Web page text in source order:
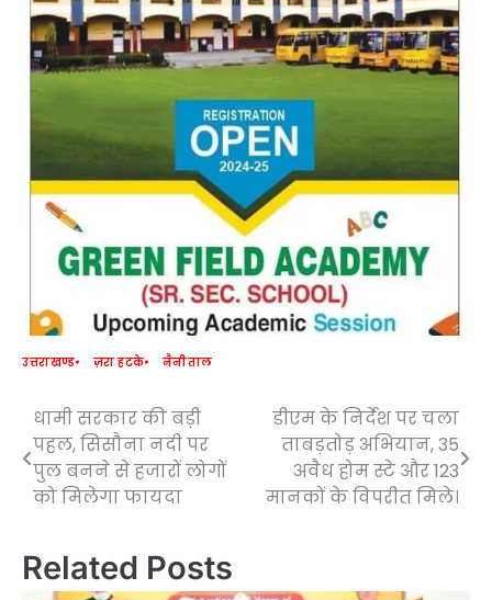
उत्तराखण्ड ज़रा हटके नैनीताल
Post
navigation
धामी सरकार की बड़ी
पहल, सिसौना नदी पर
पुल बनने से हजारों लोगों
को मिलेगा फायदा
डीएम के निर्देश पर चला
ताबड़तोड़ अभियान, 35
अवैध होम स्टे और 123
मानकों के विपरीत मिले।
Related Posts